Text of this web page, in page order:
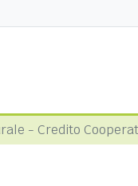
- Credito